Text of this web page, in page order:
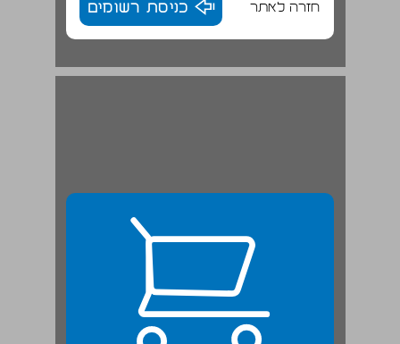
חזרה לאתר כניסת רשומים
פרסונה של מחבר וייצוג מציאות בספרות העברית הציונית ... 26